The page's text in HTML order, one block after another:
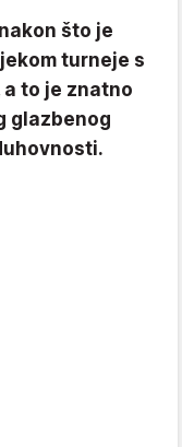
što je
turneje s
to je znatno
glazbenog